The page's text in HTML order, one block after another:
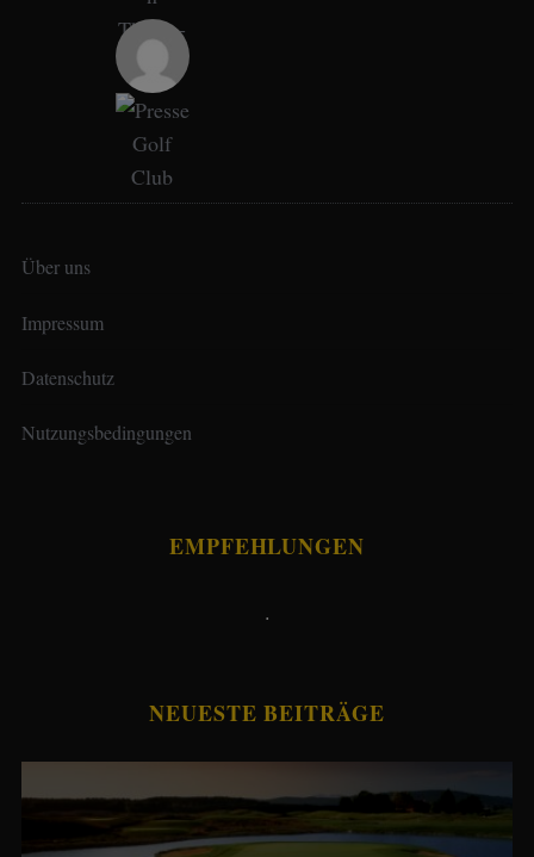
Über uns
Impressum
Datenschutz
Nutzungsbedingungen
EMPFEHLUNGEN
.
NEUESTE BEITRÄGE